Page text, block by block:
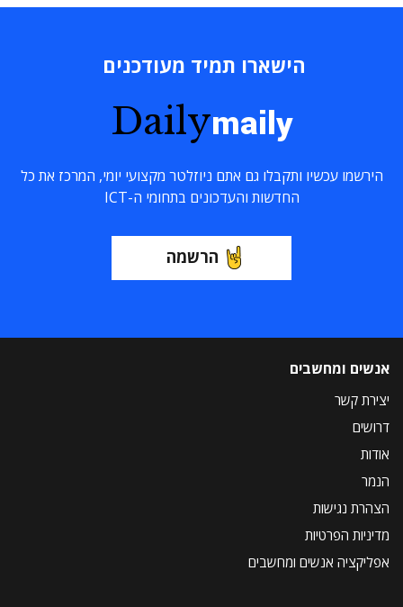
הישארו תמיד מעודכנים
Dailymaily
הירשמו עכשיו ותקבלו גם אתם ניוזלטר מקצועי יומי, המרכז את כל
החדשות והעדכונים בתחומי ה-ICT
הרשמה
אנשים ומחשבים
יצירת קשר
דרושים
אודות
הנמר
הצהרת נגישות
מדיניות הפרטיות
אפליקציה אנשים ומחשבים